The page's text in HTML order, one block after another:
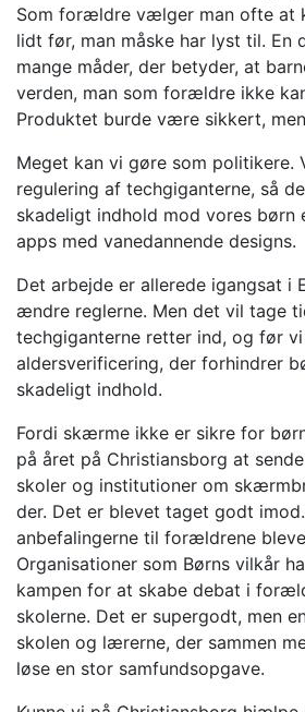
Som forældre vælger man ofte at
lidt før, man måske har lyst til. En
mange måder, der betyder, at
verden, man som forældre ikke
Produktet burde være sikkert,
Meget kan vi gøre som politikere.
regulering af techgiganterne, så
skadeligt indhold mod vores børn
apps med vanedannende designs.
Det arbejde er allerede igangsat i
ændre reglerne. Men det vil tage
techgiganterne retter ind, og før
aldersverificering, der forhindrer
skadeligt indhold.
Fordi skærme ikke er sikre for
på året på Christiansborg at
skoler og institutioner om
der. Det er blevet taget godt
anbefalingerne til forældrene
Organisationer som Børns vilkår
kampen for at skabe debat i
skolerne. Det er supergodt, men
skolen og lærerne, der sammen
løse en stor samfundsopgave.